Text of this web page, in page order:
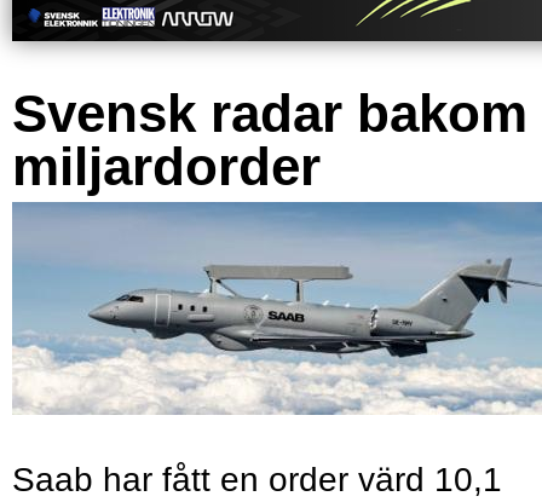
Svensk radar bakom
miljardorder
Saab har fått en order värd 10,1